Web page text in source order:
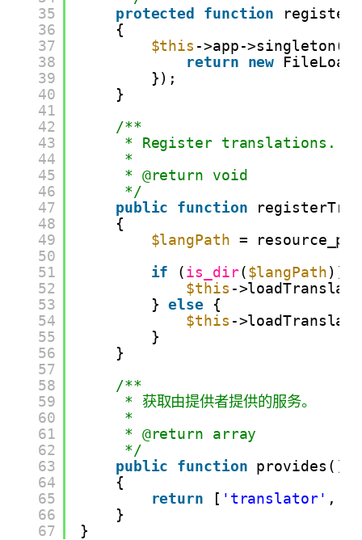
35
36
37
38
39
40
41
42
43
44
45
46
47
48
49
50
51
52
53
54
55
56
57
58
59
60
61
62
63
64
65
66
67
protected
function
{
$this ->app->singleton(
return
new
});
}
/**
* Register translations.
*
* @return void
*/
public
function
{
$langPath =
if
(is_dir($langPath)) {
$this -
} else
{
$this -
}
}
/**
* 获取由提供者提供的服务。
*
* @return array
*/
public
function provides()
{
return
[ 'translator' ,
}
}